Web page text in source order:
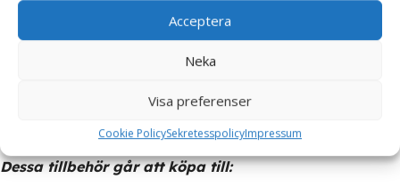
Acceptera
Neka
Visa preferenser
Cookie PolicySekretesspolicyImpressum
Windows 11 Pro 64
Drivrutiner = Klar att börja användas!
– INFERNO Gamingdator
Dessa tillbehör går att köpa till: